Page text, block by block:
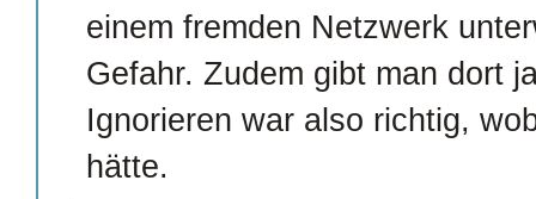
einem fremden Netzwerk
Gefahr. Zudem gibt man dort
Ignorieren war also richtig,
hätte.